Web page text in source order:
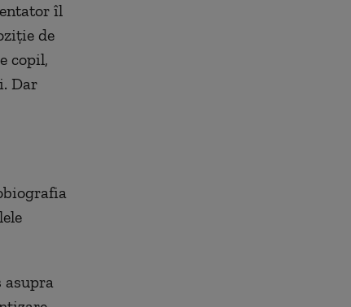
îl
de
copil,
Dar
asupra